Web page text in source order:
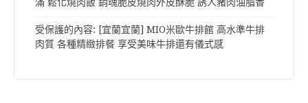
受保護的內容: [宜蘭宜蘭] MIO米歐牛排館 高水準牛排
肉質 各種精緻排餐 享受美味牛排還有儀式感